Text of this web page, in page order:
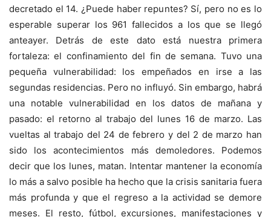
decretado el 14. ¿Puede haber repuntes? Sí, pero no es lo
esperable superar los 961 fallecidos a los que se llegó
anteayer. Detrás de este dato está nuestra primera
fortaleza: el confinamiento del fin de semana. Tuvo una
pequeña vulnerabilidad: los empeñados en irse a las
segundas residencias. Pero no influyó. Sin embargo, habrá
una notable vulnerabilidad en los datos de mañana y
pasado: el retorno al trabajo del lunes 16 de marzo. Las
vueltas al trabajo del 24 de febrero y del 2 de marzo han
sido los acontecimientos más demoledores. Podemos
decir que los lunes, matan. Intentar mantener la economía
lo más a salvo posible ha hecho que la crisis sanitaria fuera
más profunda y que el regreso a la actividad se demore
meses. El resto, fútbol, excursiones, manifestaciones y